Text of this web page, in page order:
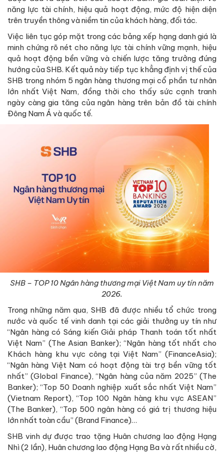
năng lực tài chính, hiệu quả hoạt động, mức độ hiện diện
trên truyền thông và niềm tin của khách hàng, đối tác.
Việc liên tục góp mặt trong các bảng xếp hạng danh giá là
minh chứng rõ nét cho năng lực tài chính vững mạnh, hiệu
quả hoạt động bền vững và chiến lược tăng trưởng đúng
hướng của SHB. Kết quả này tiếp tục khẳng định vị thế của
SHB trong nhóm 5 ngân hàng thương mại cổ phần tư nhân
lớn nhất Việt Nam, đồng thời cho thấy sức cạnh tranh
ngày càng gia tăng của ngân hàng trên bản đồ tài chính
Đông Nam Á và quốc tế.
SHB – TOP 10 Ngân hàng thương mại Việt Nam uy tín năm
2026.
Trong những năm qua, SHB đã được nhiều tổ chức trong
nước và quốc tế vinh danh tại các giải thưởng uy tín như
“Ngân hàng có Sáng kiến Giải pháp Thanh toán tốt nhất
Việt Nam” (The Asian Banker); “Ngân hàng tốt nhất cho
Khách hàng khu vực công tại Việt Nam” (FinanceAsia);
“Ngân hàng Việt Nam có hoạt động tài trợ bền vững tốt
nhất” (Global Finance), “Ngân hàng của năm 2025” (The
Banker); “Top 50 Doanh nghiệp xuất sắc nhất Việt Nam”
(Vietnam Report), “Top 100 Ngân hàng khu vực ASEAN”
(The Banker), “Top 500 ngân hàng có giá trị thương hiệu
lớn nhất toàn cầu” (Brand Finance)…
SHB vinh dự được trao tặng Huân chương lao động Hạng
Nhì (2 lần), Huân chương lao động Hạng Ba và rất nhiều cờ,